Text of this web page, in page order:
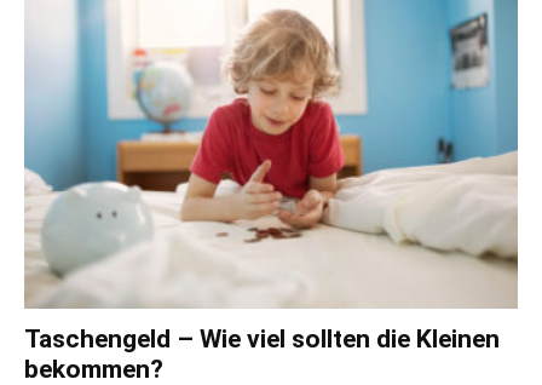
Taschengeld – Wie viel sollten die Kleinen
bekommen?